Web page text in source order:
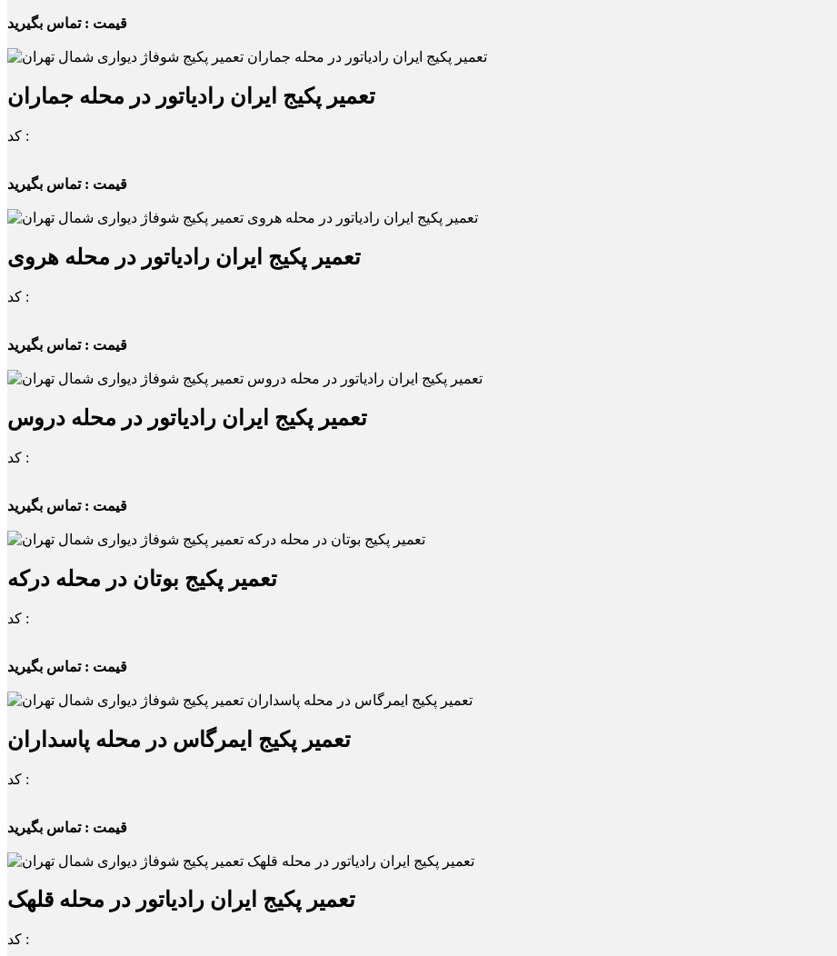
قیمت : تماس بگیرید
تعمیر پکیج ایران رادیاتور در محله جماران
کد :
قیمت : تماس بگیرید
تعمیر پکیج ایران رادیاتور در محله هروی
کد :
قیمت : تماس بگیرید
تعمیر پکیج ایران رادیاتور در محله دروس
کد :
قیمت : تماس بگیرید
تعمیر پکیج بوتان در محله درکه
کد :
قیمت : تماس بگیرید
تعمیر پکیج ایمرگاس در محله پاسداران
کد :
قیمت : تماس بگیرید
تعمیر پکیج ایران رادیاتور در محله قلهک
کد :